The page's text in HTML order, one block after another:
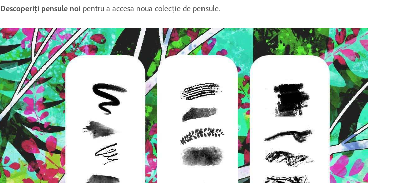
Descoperiți pensule noi pentru a accesa noua colecție de pensule.